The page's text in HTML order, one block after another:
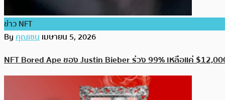
ข่าว NFT
Byคุณเชนเมษายน 5, 2026
NFT Bored Ape ของ Justin Bieber ร่วง 99% เหลือแค่